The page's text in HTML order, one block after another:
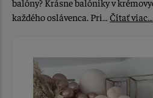
balóny? Krásne balóniky v
každého oslávenca. Pri… Čítať viac…